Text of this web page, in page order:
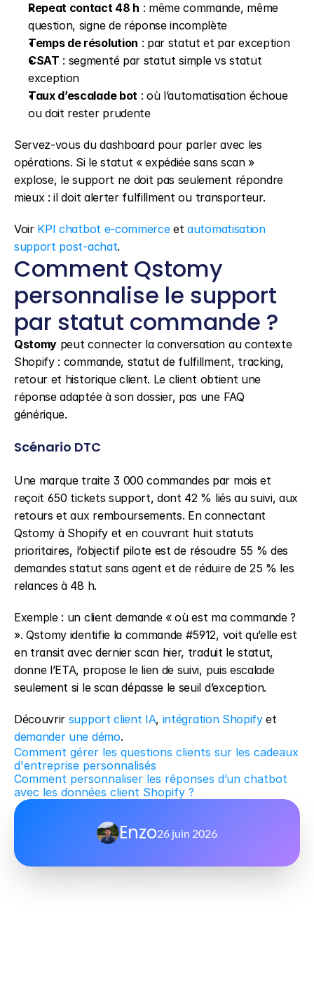
Repeat contact 48 h : même commande, même
question, signe de réponse incomplète
Temps de résolution : par statut et par exception
CSAT : segmenté par statut simple vs statut
exception
Taux d’escalade bot : où l’automatisation échoue
ou doit rester prudente
Servez-vous du dashboard pour parler avec les
opérations. Si le statut « expédiée sans scan »
explose, le support ne doit pas seulement répondre
mieux : il doit alerter fulfillment ou transporteur.
Voir KPI chatbot e-commerce et automatisation
support post-achat.
Comment Qstomy
personnalise le support
par statut commande ?
Qstomy peut connecter la conversation au contexte
Shopify : commande, statut de fulfillment, tracking,
retour et historique client. Le client obtient une
réponse adaptée à son dossier, pas une FAQ
générique.
Scénario DTC
Une marque traite 3 000 commandes par mois et
reçoit 650 tickets support, dont 42 % liés au suivi, aux
retours et aux remboursements. En connectant
Qstomy à Shopify et en couvrant huit statuts
prioritaires, l’objectif pilote est de résoudre 55 % des
demandes statut sans agent et de réduire de 25 % les
relances à 48 h.
Exemple : un client demande « où est ma commande ?
». Qstomy identifie la commande #5912, voit qu’elle est
en transit avec dernier scan hier, traduit le statut,
donne l’ETA, propose le lien de suivi, puis escalade
seulement si le scan dépasse le seuil d’exception.
Découvrir support client IA, intégration Shopify
et
demander une démo.
Comment gérer les questions clients sur les cadeaux
d'entreprise personnalisés
Comment personnaliser les réponses d’un chatbot
avec les données client Shopify ?
Enzo26 juin 2026